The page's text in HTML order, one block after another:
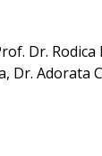
Dr.
Dr. Adorata